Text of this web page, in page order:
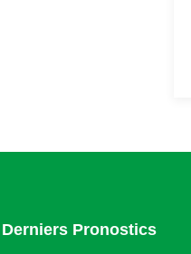
Derniers Pronostics